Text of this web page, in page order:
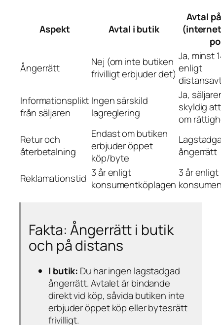
Aspekt Avtal i butik
Avtal
Ångerrätt
Nej (om inte butiken
frivilligt erbjuder det)
Ja, minst
enligt
Informationsplikt
från säljaren
Ingen särskild
lagreglering
Ja,
skyldig
om
Retur och
återbetalning
Endast om butiken
erbjuder öppet
köp/byte
ångerrätt
Reklamationstid 3 år enligt
konsumentköplagen
3 år enligt
Fakta: Ångerrätt i butik
och på distans
I butik: Du haringen lagstadgad
ångerrätt. Avtalet är bindande
direkt vid köp, såvida butiken inte
erbjuder öppet köp eller bytesrätt
frivilligt.